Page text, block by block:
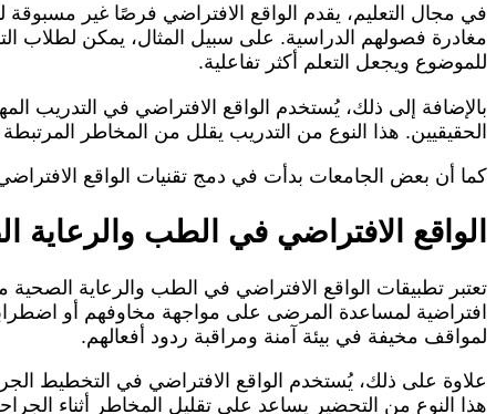
في مجال التعليم، يقدم الواقع الافتراضي فرصًا غير
مغادرة فصولهم الدراسية. على سبيل المثال، يمكن لطلاب
للموضوع ويجعل التعلم أكثر تفاعلية.
بالإضافة إلى ذلك، يُستخدم الواقع الافتراضي في التدريب
الحقيقيين. هذا النوع من التدريب يقلل من المخاطر
كما أن بعض الجامعات بدأت في دمج تقنيات الواقع
الواقع الافتراضي في الطب والرعاية
تعتبر تطبيقات الواقع الافتراضي في الطب والرعاية الصحية
افتراضية لمساعدة المرضى على مواجهة مخاوفهم أو
لمواقف مخيفة في بيئة آمنة ومراقبة ردود أفعالهم.
علاوة على ذلك، يُستخدم الواقع الافتراضي في التخطيط
هذا النوع من التحضير يساعد على تقليل المخاطر أثناء